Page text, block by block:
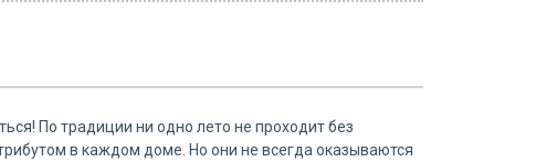
По традиции ни одно лето не проходит без
в каждом доме. Но они не всегда оказываются